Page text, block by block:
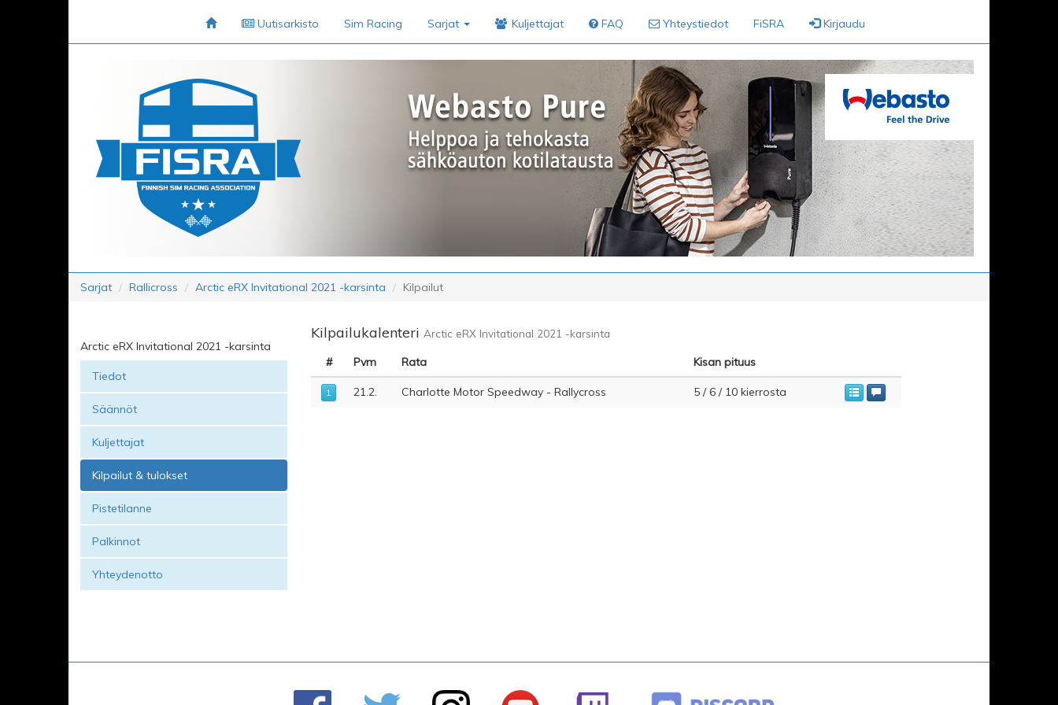
Uutisarkisto Sim Racing Sarjat Kuljettajat FAQ Yhteystiedot FiSRA Kirjaudu
Sarjat Rallicross Arctic eRX Invitational 2021 -karsinta Kilpailut
Arctic eRX Invitational 2021 -karsinta
Tiedot
Säännöt
Kuljettajat
Kilpailut & tulokset
Pistetilanne
Palkinnot
Yhteydenotto
Kilpailukalenteri Arctic eRX Invitational 2021 -karsinta
# Pvm Rata Kisan pituus
1 21.2. Charlotte Motor Speedway - Rallycross 5 / 6 / 10 kierrosta